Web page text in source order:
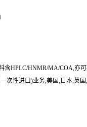
含HPLC/HNMR/MA/COA,亦
次性进口)业务,美国,日本,英